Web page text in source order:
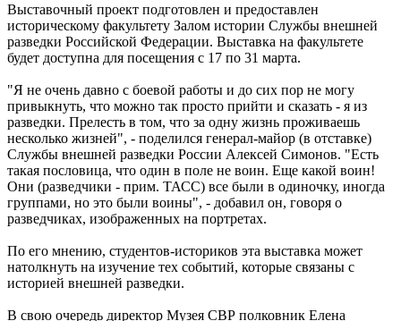
Выставочный проект подготовлен и предоставлен
историческому факультету Залом истории Службы внешней
разведки Российской Федерации. Выставка на факультете
будет доступна для посещения с 17 по 31 марта.
"Я не очень давно с боевой работы и до сих пор не могу
привыкнуть, что можно так просто прийти и сказать - я из
разведки. Прелесть в том, что за одну жизнь проживаешь
несколько жизней", - поделился генерал-майор (в отставке)
Службы внешней разведки России Алексей Симонов. "Есть
такая пословица, что один в поле не воин. Еще какой воин!
Они (разведчики - прим. ТАСС) все были в одиночку, иногда
группами, но это были воины", - добавил он, говоря о
разведчиках, изображенных на портретах.
По его мнению, студентов-историков эта выставка может
натолкнуть на изучение тех событий, которые связаны с
историей внешней разведки.
В свою очередь директор Музея СВР полковник Елена